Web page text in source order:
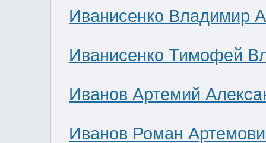
Иванисенко Владимир
Иванисенко Тимофей
Иванов Артемий
Иванов Роман